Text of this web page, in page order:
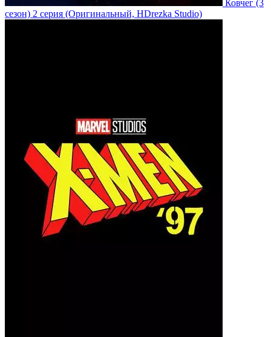
Ковчег (3
сезон) 2 серия (Оригинальный, HDrezka Studio)